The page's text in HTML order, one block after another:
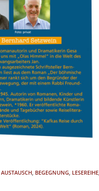
AUSTAUSCH BEGEGNUNG LESEREIHE